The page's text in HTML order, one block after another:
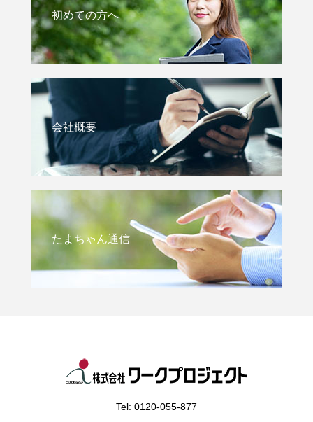
初めての方へ
会社概要
たまちゃん通信
Tel: 0120-055-877